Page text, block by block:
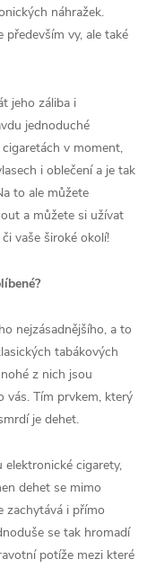
náhražek.
především vy, ale také
jeho záliba i
jednoduché
v moment,
i oblečení a je tak
to ale můžete
a můžete si užívat
vaše široké okolí!
nejzásadnějšího, a to
tabákových
z nich jsou
vás. Tím prvkem, který
je dehet.
cigarety,
dehet se mimo
zachytává i přímo
se tak hromadí
potíže mezi které